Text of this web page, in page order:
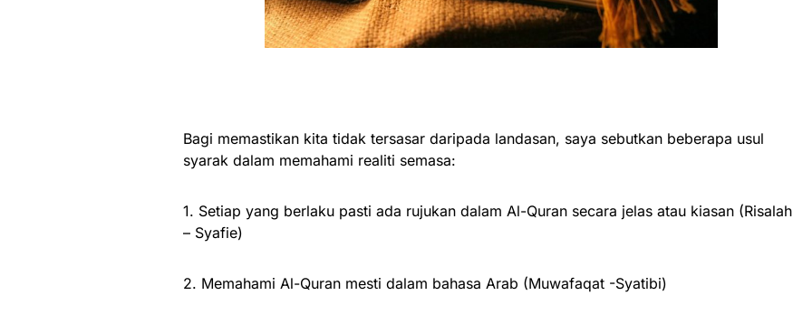
Bagi memastikan kita tidak tersasar daripada landasan, saya sebutkan beberapa usul
syarak dalam memahami realiti semasa:
1. Setiap yang berlaku pasti ada rujukan dalam Al-Quran secara jelas atau kiasan (Risalah
– Syafie)
2. Memahami Al-Quran mesti dalam bahasa Arab (Muwafaqat -Syatibi)